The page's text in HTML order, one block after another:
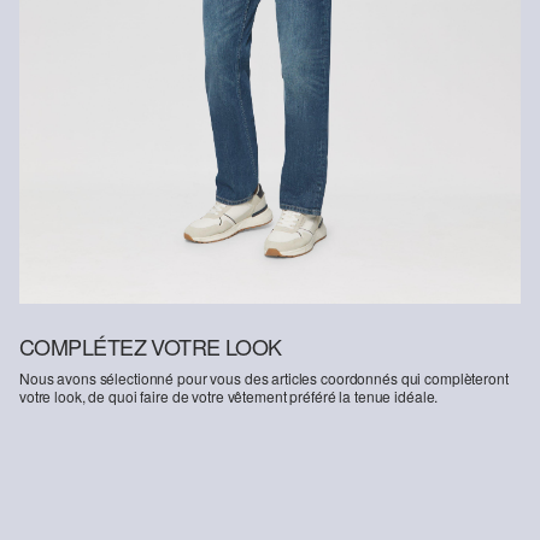
En choisissant nos produits en coton, vous soutenez notre
engagement envers la mission de Better Cotton visant à aider les
communautés à survivre et à prospérer, tout en protégeant et en
restaurant l’environnement. Better Cotton soutient les
communautés agricoles sur les plans social, environnemental et
économique en formant les agriculteurs aux méthodes de culture
plus durables. Ce produit est issu d’un système de bilan massique
et peut donc ne pas contenir de coton Better Cotton.
Retrouvez plus d’informations sur nos pages consacrées aux
questions de responsabilité.
COMPLÉTEZ VOTRE LOOK
Nous avons sélectionné pour vous des articles coordonnés qui complèteront
votre look, de quoi faire de votre vêtement préféré la tenue idéale.